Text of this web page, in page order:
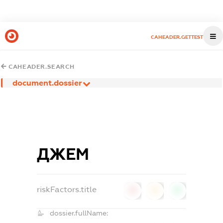
CAHEADER.GETTEST
CAHEADER.SEARCH
document.dossier
ДЖЕМ
riskFactors.title
dossier.fullName: